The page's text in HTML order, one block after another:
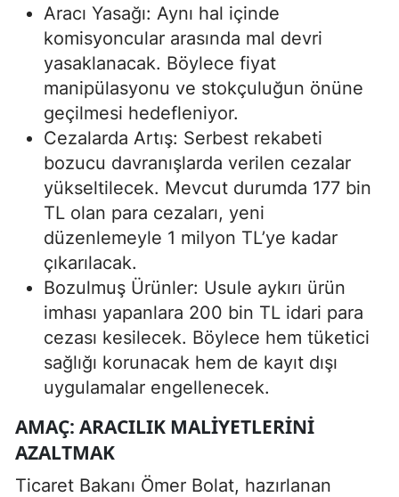
Aracı Yasağı: Aynı hal içinde
komisyoncular arasında mal devri
yasaklanacak. Böylece fiyat
manipülasyonu ve stokçuluğun önüne
geçilmesi hedefleniyor.
Cezalarda Artış: Serbest rekabeti
bozucu davranışlarda verilen cezalar
yükseltilecek. Mevcut durumda 177 bin
TL olan para cezaları, yeni
düzenlemeyle 1 milyon TL’ye kadar
çıkarılacak.
Bozulmuş Ürünler: Usule aykırı ürün
imhası yapanlara 200 bin TL idari para
cezası kesilecek. Böylece hem tüketici
sağlığı korunacak hem de kayıt dışı
uygulamalar engellenecek.
AMAÇ: ARACILIK MALIYETLERINI
AZALTMAK
Ticaret Bakanı Ömer Bolat, hazırlanan